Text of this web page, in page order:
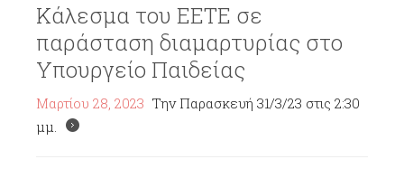
Κάλεσμα του ΕΕΤΕ σε
παράσταση διαμαρτυρίας στο
Υπουργείο Παιδείας
Μαρτίου 28, 2023 Την Παρασκευή 31/3/23 στις 2:30
μμ.